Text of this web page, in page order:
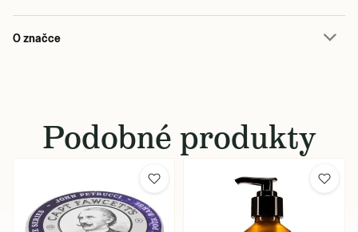
O značce
Podobné produkty